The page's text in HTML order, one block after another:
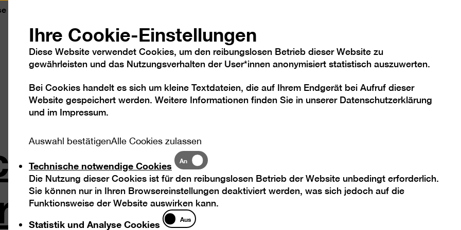
Besuch Ausstellungen Programme Sammlung Berlinische Galerie
Traum:
Ihre Cookie-Einstellungen
Diese Website verwendet Cookies, um den reibungslosen Betrieb dieser Website zu
gewährleisten und das Nutzungsverhalten der User*innen anonymisiert statistisch auszuwerten.
Bei Cookies handelt es sich um kleine Textdateien, die auf Ihrem Endgerät bei Aufruf dieser
Website gespeichert werden. Weitere Informationen finden Sie in unserer Datenschutzerklärung
und im Impressum.
Auswahl bestätigenAlle Cookies zulassen
Technische notwendige Cookies
Technische
notwendige
Cookies
An
Die Nutzung dieser Cookies ist für den reibungslosen Betrieb der Website unbedingt erforderlich.
Sie können nur in Ihren Browsereinstellungen deaktiviert werden, was sich jedoch auf die
Funktionsweise der Website auswirken kann.
Statistik und Analyse Cookies
Statistik
und
Aus